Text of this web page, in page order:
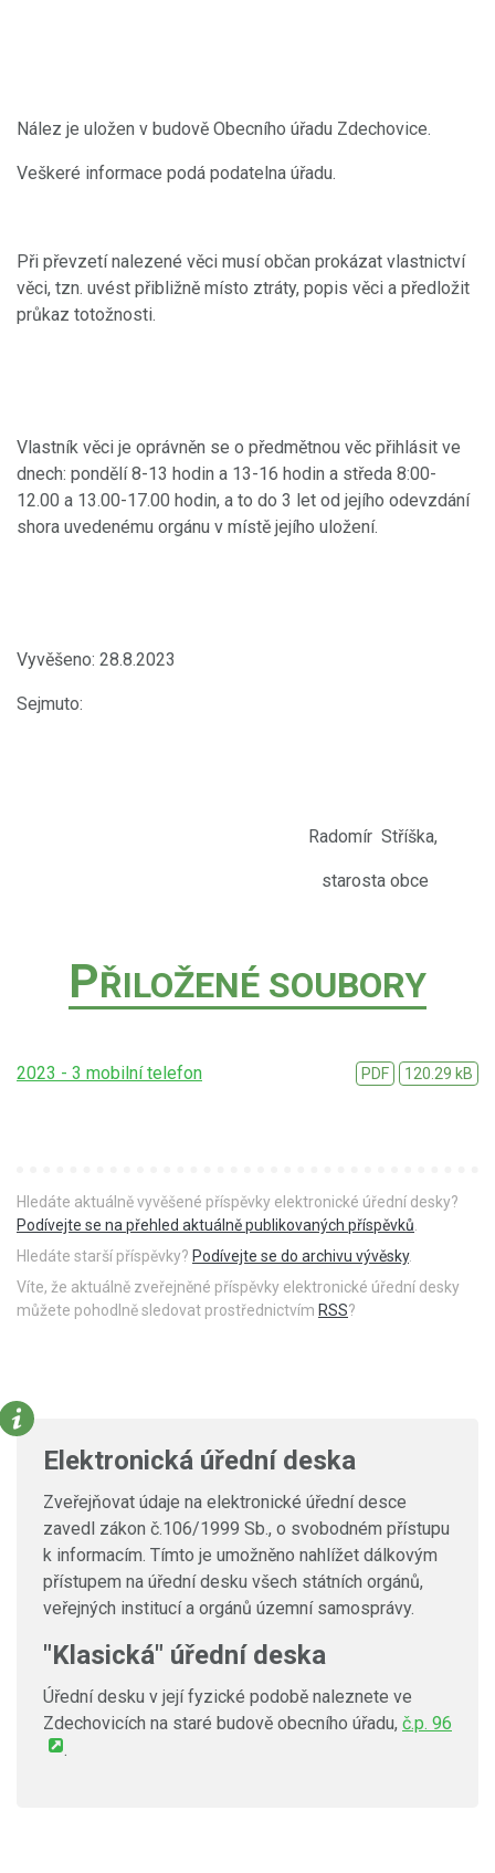
Nález je uložen v budově Obecního úřadu Zdechovice.
Veškeré informace podá podatelna úřadu.
Při převzetí nalezené věci musí občan prokázat vlastnictví
věci, tzn. uvést přibližně místo ztráty, popis věci a předložit
průkaz totožnosti.
Vlastník věci je oprávněn se o předmětnou věc přihlásit ve
dnech: pondělí 8-13 hodin a 13-16 hodin a středa 8:00-
12.00 a 13.00-17.00 hodin, a to do 3 let od jejího odevzdání
shora uvedenému orgánu v místě jejího uložení.
Vyvěšeno: 28.8.2023
Sejmuto:
Radomír Stříška,
starosta obce
PŘILOŽENÉ SOUBORY
2023 - 3 mobilní telefon PDF 120.29 kB
Hledáte aktuálně vyvěšené příspěvky elektronické úřední desky?
Podívejte se na přehled aktuálně publikovaných příspěvků
Hledáte starší příspěvky? Podívejte se do archivu vývěsky.
Víte, že aktuálně zveřejněné příspěvky elektronické úřední desky
můžete pohodlně sledovat prostřednictvím RSS?
Elektronická úřední deska
Zveřejňovat údaje na elektronické úřední desce
zavedl zákon č.106/1999 Sb., o svobodném přístupu
k informacím. Tímto je umožněno nahlížet dálkovým
přístupem na úřední desku všech státních orgánů,
veřejných institucí a orgánů územní samosprávy.
"Klasická" úřední deska
Úřední desku v její fyzické podobě naleznete ve
Zdechovicích na staré budově obecního úřadu, č.p. 96
.